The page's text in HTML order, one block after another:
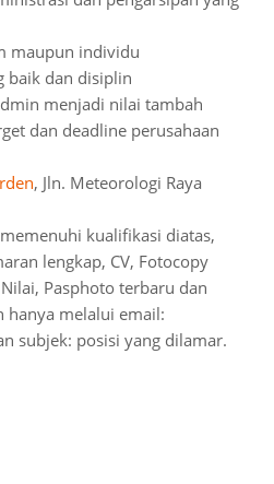
maupun individu
baik dan disiplin
menjadi nilai tambah
dan deadline perusahaan
, Jln. Meteorologi Raya
kualifikasi diatas,
lengkap, CV, Fotocopy
Pasphoto terbaru dan
hanya melalui email:
subjek: posisi yang dilamar.